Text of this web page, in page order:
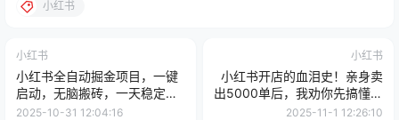
小红书
小红书
小红书全自动掘金项目，一键
启动，无脑搬砖，一天稳定三
位数
2025-10-31 12:04:16
小红书
小红书开店的血泪史！亲身卖
出5000单后，我劝你先搞懂这
几个“天坑”
2025-11-1 12:26:10